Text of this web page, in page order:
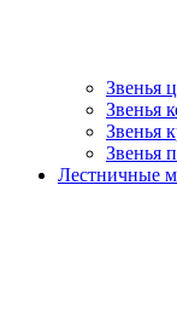
Звенья
Звенья
Звенья
Звенья
Лестничные